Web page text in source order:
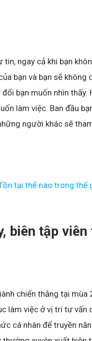
tin, ngay cả khi bạn
bạn và bạn sẽ không
bạn muốn nhìn
làm việc. Ban đầu
người khác sẽ
tại thế nào trong thế
biên tập
chiến thắng tại mùa
làm việc ở vị trí tư vấn
cá nhân để truyền